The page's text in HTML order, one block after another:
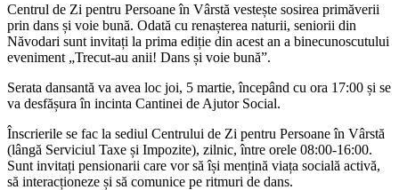
Centrul de Zi pentru Persoane în Vârstă vestește sosirea primăverii
prin dans și voie bună. Odată cu renașterea naturii, seniorii din
Năvodari sunt invitați la prima ediție din acest an a binecunoscutului
eveniment „Trecut-au anii! Dans și voie bună”.
Serata dansantă va avea loc joi, 5 martie, începând cu ora 17:00 și se
va desfășura în incinta Cantinei de Ajutor Social.
Înscrierile se fac la sediul Centrului de Zi pentru Persoane în Vârstă
(lângă Serviciul Taxe și Impozite), zilnic, între orele 08:00-16:00.
Sunt invitați pensionarii care vor să își mențină viața socială activă,
să interacționeze și să comunice pe ritmuri de dans.